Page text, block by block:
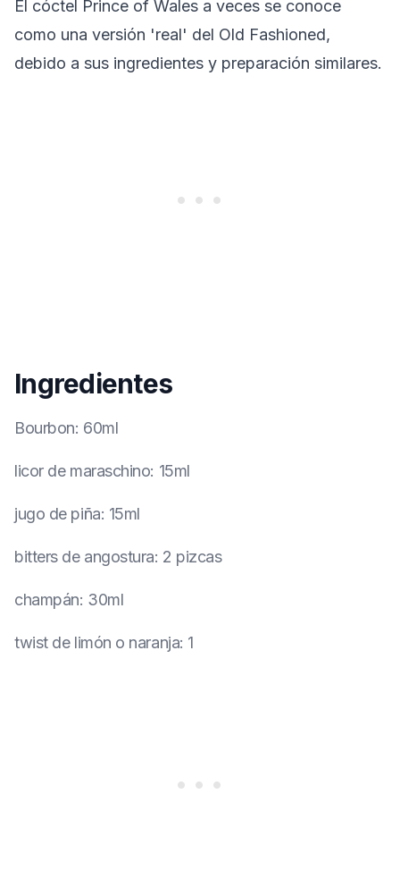
El cóctel Prince of Wales a veces se conoce
como una versión 'real' del Old Fashioned,
debido a sus ingredientes y preparación similares.
Ingredientes
Bourbon: 60ml
licor de maraschino: 15ml
jugo de piña: 15ml
bitters de angostura: 2 pizcas
champán: 30ml
twist de limón o naranja: 1